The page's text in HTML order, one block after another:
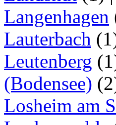
Langenhagen
Lauterbach
Leutenberg
(Bodensee)
Losheim am